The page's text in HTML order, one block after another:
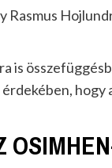
is
hogy